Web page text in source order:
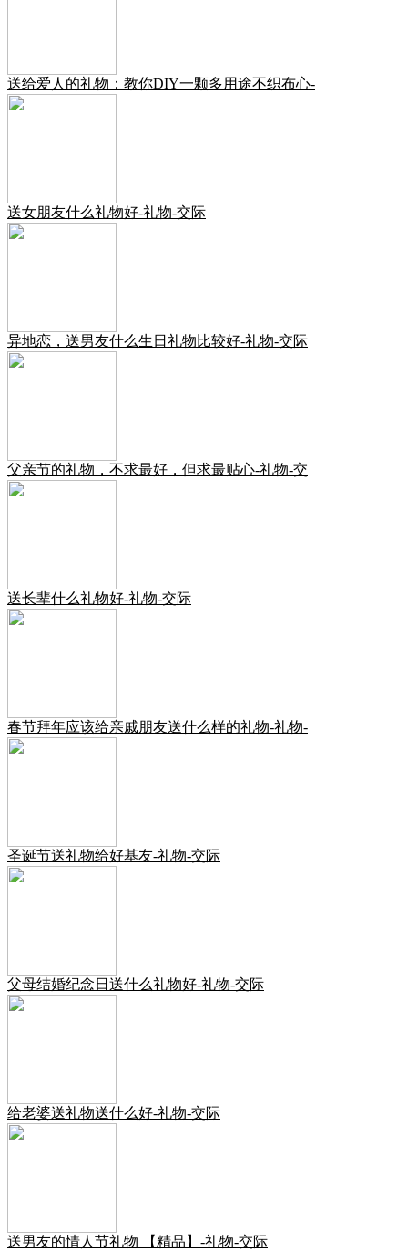
送给爱人的礼物：教你DIY一颗多用途不织布心-
送女朋友什么礼物好-礼物-交际
异地恋，送男友什么生日礼物比较好-礼物-交际
父亲节的礼物，不求最好，但求最贴心-礼物-交
送长辈什么礼物好-礼物-交际
春节拜年应该给亲戚朋友送什么样的礼物-礼物-
圣诞节送礼物给好基友-礼物-交际
父母结婚纪念日送什么礼物好-礼物-交际
给老婆送礼物送什么好-礼物-交际
送男友的情人节礼物 【精品】-礼物-交际